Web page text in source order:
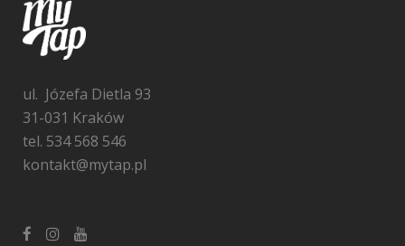
ul. Józefa Dietla 93
31-031 Kraków
tel. 534 568 546
kontakt@mytap.pl